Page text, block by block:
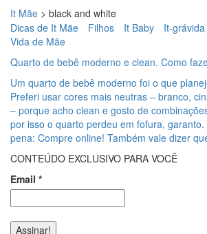
It Mãe > black and white
Dicas de It Mãe
Filhos It Baby It-grávida
Vida de Mãe
Quarto de bebê moderno e clean. Como
Um quarto de bebê moderno foi o que
Preferi usar cores mais neutras – branco,
– porque acho clean e gosto de
por isso o quarto perdeu em fofura,
pena: Compre online! Também vale dizer
CONTEÚDO EXCLUSIVO PARA VOCÊ
Email *